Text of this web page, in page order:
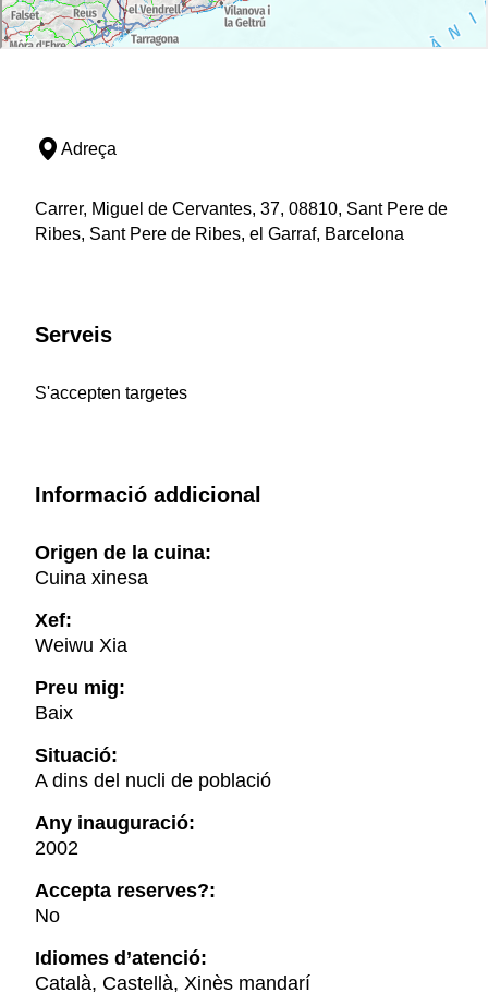
Adreça
Carrer, Miguel de Cervantes, 37, 08810, Sant Pere de
Ribes, Sant Pere de Ribes, el Garraf, Barcelona
Serveis
S'accepten targetes
Informació addicional
Origen de la cuina:
Cuina xinesa
Xef:
Weiwu Xia
Preu mig:
Baix
Situació:
A dins del nucli de població
Any inauguració:
2002
Accepta reserves?:
No
Idiomes d’atenció:
Català, Castellà, Xinès mandarí